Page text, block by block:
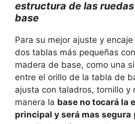
estructura de las
base
Para su mejor ajuste y
dos tablas más pequeñas
madera de base, como una
entre el orillo de la tabla de
ajusta con taladros, tornillo y
manera la base no tocará la
principal y será mas segura